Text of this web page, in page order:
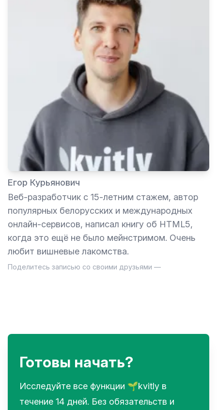
Егор Курьянович
Веб-разработчик с 15-летним стажем, автор
популярных белорусских и международных
онлайн-сервисов, написал книгу об HTML5,
когда это ещё не было мейнстримом. Очень
любит вишневые лакомства.
Поделитесь записью со своими друзьями —
Готовы начать?
Исследуйте все функции 🌱kvitly в
течение 14 дней. Без обязательств и